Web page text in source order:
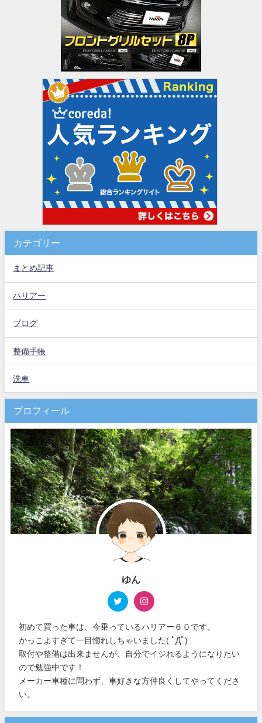
カテゴリー
まとめ記事
ハリアー
ブログ
整備手帳
洗車
プロフィール
ゆん
初めて買った車は、今乗っているハリアー６０です。
かっこよすぎて一目惚れしちゃいました( ﾟДﾟ)
取付や整備は出来ませんが、自分でイジれるようになりたい
ので勉強中です！
メーカー車種に問わず、車好きな方仲良くしてやってくださ
い。